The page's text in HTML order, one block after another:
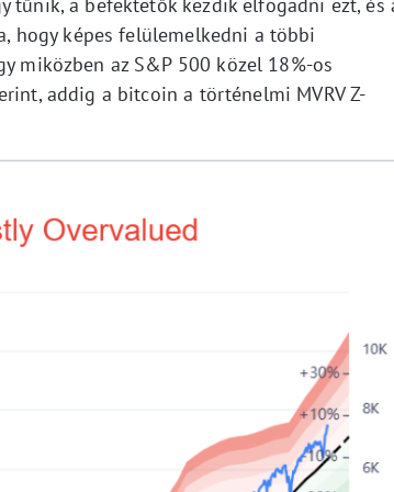
hogy képes felülemelkedni a többi
miközben az S&P 500 közel 18%-os
addig a bitcoin a történelmi MVRV Z-